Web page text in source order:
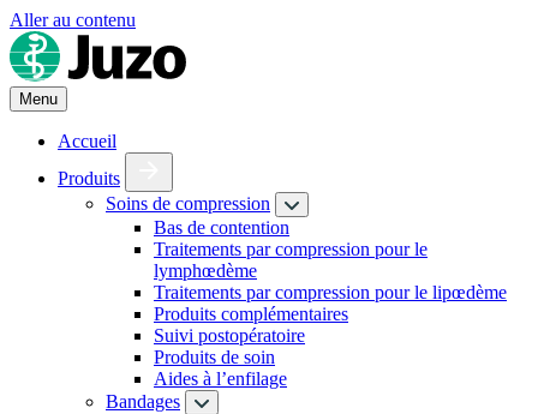
Aller au contenu
Menu
Accueil
Produits
Soins de compression
Bas de contention
Traitements par compression pour le
lymphœdème
Traitements par compression pour le lipœdème
Produits complémentaires
Suivi postopératoire
Produits de soin
Aides à l’enfilage
Bandages